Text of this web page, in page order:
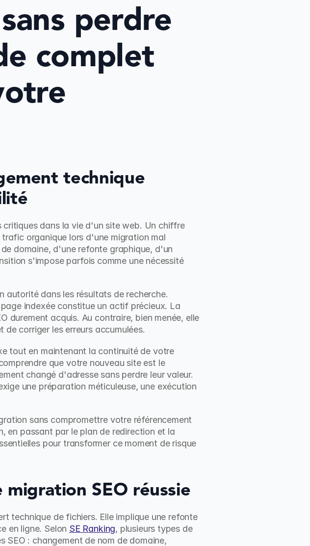
perdre
complet
technique
dans la vie d'un site web. Un chiffre
organique lors d'une migration mal
domaine, d'une refonte graphique, d'un
s'impose parfois comme une nécessité
autorité dans les résultats de recherche.
indexée constitue un actif précieux. La
durement acquis. Au contraire, bien menée, elle
corriger les erreurs accumulées.
tout en maintenant la continuité de votre
que votre nouveau site est le
changé d'adresse sans perdre leur valeur.
une préparation méticuleuse, une exécution
sans compromettre votre référencement
en passant par le plan de redirection et la
pour transformer ce moment de risque
SEO réussie
technique de fichiers. Elle implique une refonte
en ligne. Selon SE Ranking, plusieurs types de
: changement de nom de domaine,